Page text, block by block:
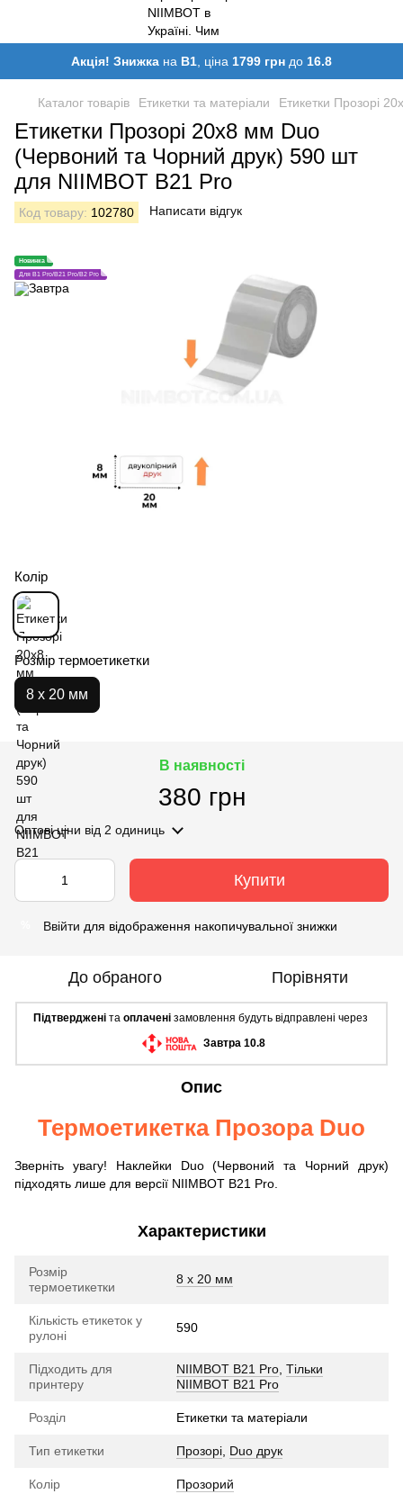
Акція! Знижка на B1 , ціна 1799 грн до 16.8
Каталог товарів Етикетки та матеріали Етикетки Прозорі
Етикетки Прозорі 20х8 мм Duo
(Червоний та Чорний друк) 590 шт
для NIIMBOT B21 Pro
Код товару: 102780 Написати відгук
Новинка
Для B1 Pro/B21 Pro/B2 Pro
Колір
Розмір термоетикетки
8 х 20 мм
В наявності
380 грн
Оптові ціни від 2 одиниць
Купити
Ввійти для відображення накопичувальної знижки
До обраного Порівняти
Підтверджені та оплаченізамовлення будуть відправлені через
Завтра 10.8
Опис
Термоетикетка Прозора Duo
Зверніть увагу! Наклейки Duo (Червоний та Чорний друк)
підходять лише для версії NIIMBOT B21 Pro.
Характеристики
Розмір
термоетикетки
8 х 20 мм
Кількість етикеток у
рулоні
590
Підходить для
принтеру
NIIMBOT B21 Pro Тільки
NIIMBOT B21 Pro
Розділ Етикетки та матеріали
Тип етикетки Прозорі Duo друк
Колір Прозорий